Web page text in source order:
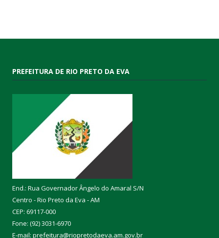
PREFEITURA DE RIO PRETO DA EVA
End.: Rua Governador Ângelo do Amaral S/N
Centro - Rio Preto da Eva - AM
CEP: 69117-000
Fone: (92) 3031-6970
E-mail: prefeitura@riopretodaeva.am.gov.br